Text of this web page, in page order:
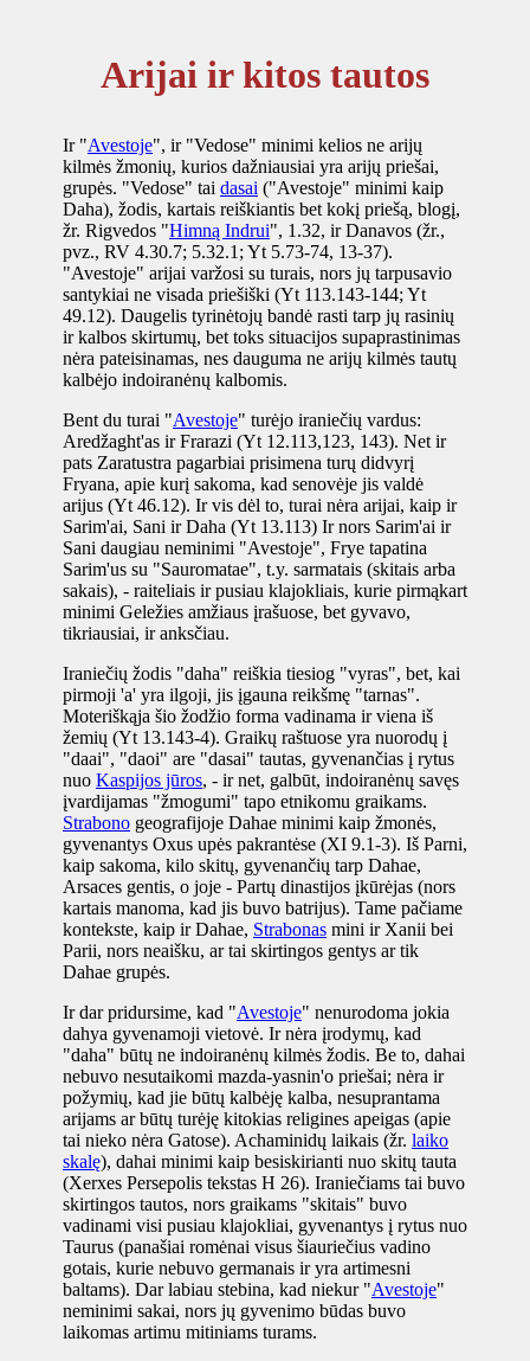
Arijai ir kitos tautos
Ir "Avestoje", ir "Vedose" minimi kelios ne arijų
kilmės žmonių, kurios dažniausiai yra arijų priešai,
grupės. "Vedose" tai dasai ("Avestoje" minimi kaip
Daha), žodis, kartais reiškiantis bet kokį priešą, blogį,
žr. Rigvedos "Himną Indrui", 1.32, ir Danavos (žr.,
pvz., RV 4.30.7; 5.32.1; Yt 5.73-74, 13-37).
"Avestoje" arijai varžosi su turais, nors jų tarpusavio
santykiai ne visada priešiški (Yt 113.143-144; Yt
49.12). Daugelis tyrinėtojų bandė rasti tarp jų rasinių
ir kalbos skirtumų, bet toks situacijos supaprastinimas
nėra pateisinamas, nes dauguma ne arijų kilmės tautų
kalbėjo indoiranėnų kalbomis.
Bent du turai "Avestoje" turėjo iraniečių vardus:
Aredžaght'as ir Frarazi (Yt 12.113,123, 143). Net ir
pats Zaratustra pagarbiai prisimena turų didvyrį
Fryana, apie kurį sakoma, kad senovėje jis valdė
arijus (Yt 46.12). Ir vis dėl to, turai nėra arijai, kaip ir
Sarim'ai, Sani ir Daha (Yt 13.113) Ir nors Sarim'ai ir
Sani daugiau neminimi "Avestoje", Frye tapatina
Sarim'us su "Sauromatae", t.y. sarmatais (skitais arba
sakais), - raiteliais ir pusiau klajokliais, kurie pirmąkart
minimi Geležies amžiaus įrašuose, bet gyvavo,
tikriausiai, ir anksčiau.
Iraniečių žodis "daha" reiškia tiesiog "vyras", bet, kai
pirmoji 'a' yra ilgoji, jis įgauna reikšmę "tarnas".
Moteriškąja šio žodžio forma vadinama ir viena iš
žemių (Yt 13.143-4). Graikų raštuose yra nuorodų į
"daai", "daoi" are "dasai" tautas, gyvenančias į rytus
nuo Kaspijos jūros, - ir net, galbūt, indoiranėnų savęs
įvardijamas "žmogumi" tapo etnikomu graikams.
Strabono geografijoje Dahae minimi kaip žmonės,
gyvenantys Oxus upės pakrantėse (XI 9.1-3). Iš Parni,
kaip sakoma, kilo skitų, gyvenančių tarp Dahae,
Arsaces gentis, o joje - Partų dinastijos įkūrėjas (nors
kartais manoma, kad jis buvo batrijus). Tame pačiame
kontekste, kaip ir Dahae, Strabonas mini ir Xanii bei
Parii, nors neaišku, ar tai skirtingos gentys ar tik
Dahae grupės.
Ir dar pridursime, kad "Avestoje" nenurodoma jokia
dahya gyvenamoji vietovė. Ir nėra įrodymų, kad
"daha" būtų ne indoiranėnų kilmės žodis. Be to, dahai
nebuvo nesutaikomi mazda-yasnin'o priešai; nėra ir
požymių, kad jie būtų kalbėję kalba, nesuprantama
arijams ar būtų turėję kitokias religines apeigas (apie
tai nieko nėra Gatose). Achaminidų laikais (žr. laiko
skalę), dahai minimi kaip besiskirianti nuo skitų tauta
(Xerxes Persepolis tekstas H 26). Iraniečiams tai buvo
skirtingos tautos, nors graikams "skitais" buvo
vadinami visi pusiau klajokliai, gyvenantys į rytus nuo
Taurus (panašiai romėnai visus šiauriečius vadino
gotais, kurie nebuvo germanais ir yra artimesni
baltams). Dar labiau stebina, kad niekur "Avestoje"
neminimi sakai, nors jų gyvenimo būdas buvo
laikomas artimu mitiniams turams.